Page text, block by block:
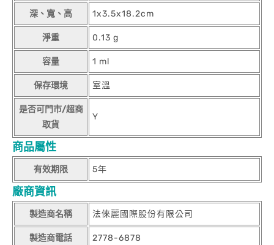
深、寬、高 1x3.5x18.2cm
淨重 0.13 g
容量 1 ml
保存環境 室溫
是否可門市/超商
取貨
Y
商品屬性
有效期限 5年
廠商資訊
製造商名稱 法倈麗國際股份有限公司
製造商電話 2778-6878